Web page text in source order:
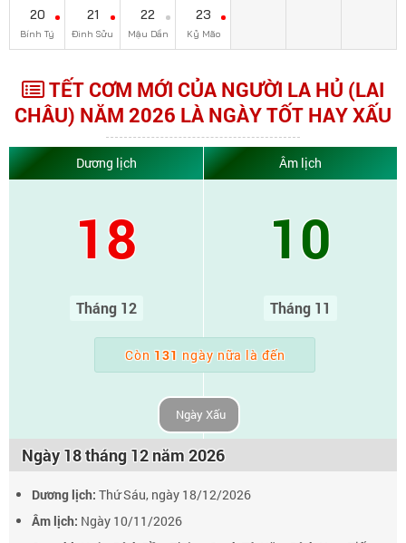
20
Bính Tý
21
Đinh Sửu
22
Mậu Dần
23
Kỷ Mão
TẾT CƠM MỚI CỦA NGƯỜI LA HỦ (LAI
CHÂU) NĂM 2026 LÀ NGÀY TỐT HAY XẤU
Dương lịch
18
Tháng 12
Âm lịch
10
Tháng 11
Ngày Xấu
Còn 131 ngày nữa là đến
Ngày 18 tháng 12 năm 2026
Dương lịch: Thứ Sáu, ngày 18/12/2026
Âm lịch: Ngày 10/11/2026